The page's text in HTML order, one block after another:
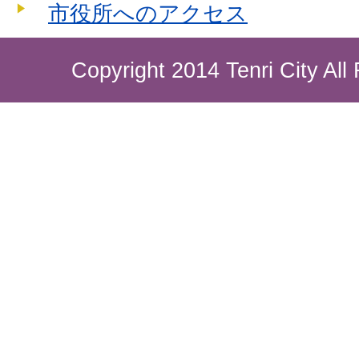
市役所へのアクセス
Copyright 2014 Tenri City All